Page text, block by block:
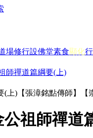
場修行設佛堂素食顯化
師禪道篇綱要(上)
上)【張漳銘點傳師】【
公祖師禪道